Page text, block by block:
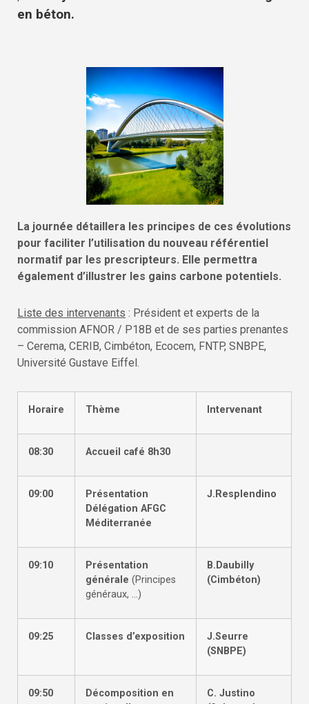
en béton.
La journée détaillera les principes de ces évolutions
pour faciliter l’utilisation du nouveau référentiel
normatif par les prescripteurs. Elle permettra
également d’illustrer les gains carbone potentiels.
Liste des intervenants : Président et experts de la
commission AFNOR / P18B et de ses parties prenantes
– Cerema, CERIB, Cimbéton, Ecocem, FNTP, SNBPE,
Université Gustave Eiffel.
Horaire Thème Intervenant
08:30 Accueil café 8h30
09:00
Présentation
Délégation AFGC
Méditerranée
J.Resplendino
09:10
Présentation
générale (Principes
généraux, …)
B.Daubilly
(Cimbéton)
09:25 Classes d’exposition
J.Seurre
(SNBPE)
09:50
Décomposition en
C. Justino